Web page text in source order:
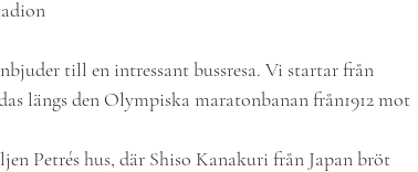
till en intressant bussresa. Vi startar från
längs den Olympiska maratonbanan från1912 mot
Petrés hus, där Shiso Kanakuri från Japan bröt